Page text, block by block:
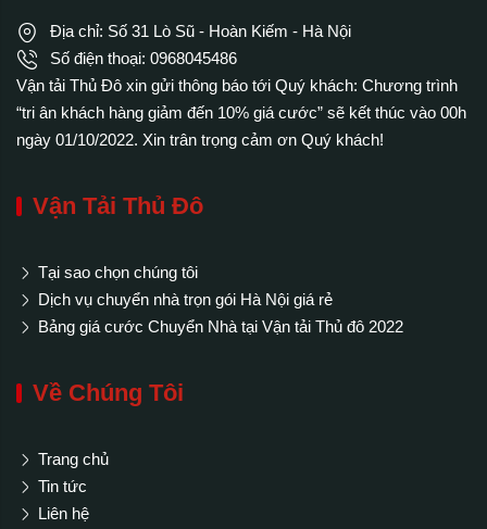
Địa chỉ: Số 31 Lò Sũ - Hoàn Kiếm - Hà Nội
Số điện thoại: 0968045486
Vận tải Thủ Đô xin gửi thông báo tới Quý khách: Chương trình
“tri ân khách hàng giảm đến 10% giá cước” sẽ kết thúc vào 00h
ngày 01/10/2022. Xin trân trọng cảm ơn Quý khách!
Vận Tải Thủ Đô
Tại sao chọn chúng tôi
Dịch vụ chuyển nhà trọn gói Hà Nội giá rẻ
Bảng giá cước Chuyển Nhà tại Vận tải Thủ đô 2022
Về Chúng Tôi
Trang chủ
Tin tức
Liên hệ